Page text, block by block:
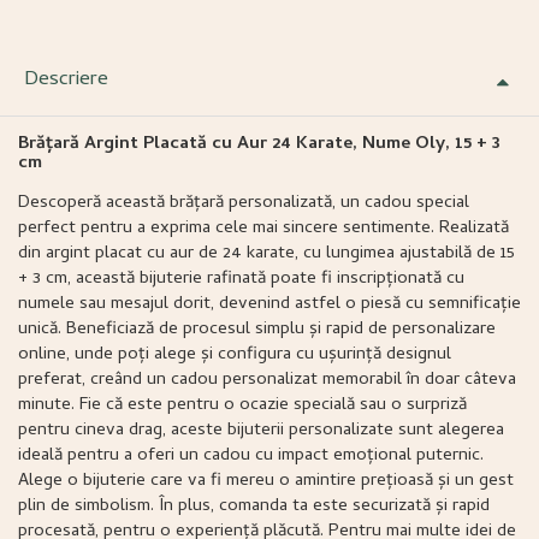
Descriere
Brățară Argint Placată cu Aur 24 Karate, Nume Oly, 15 + 3
cm
Descoperă această brățară personalizată, un cadou special
perfect pentru a exprima cele mai sincere sentimente. Realizată
din argint placat cu aur de 24 karate, cu lungimea ajustabilă de 15
+ 3 cm, această bijuterie rafinată poate fi inscripționată cu
numele sau mesajul dorit, devenind astfel o piesă cu semnificație
unică. Beneficiază de procesul simplu și rapid de personalizare
online, unde poți alege și configura cu ușurință designul
preferat, creând un cadou personalizat memorabil în doar câteva
minute. Fie că este pentru o ocazie specială sau o surpriză
pentru cineva drag, aceste bijuterii personalizate sunt alegerea
ideală pentru a oferi un cadou cu impact emoțional puternic.
Alege o bijuterie care va fi mereu o amintire prețioasă și un gest
plin de simbolism. În plus, comanda ta este securizată și rapid
procesată, pentru o experiență plăcută. Pentru mai multe idei de